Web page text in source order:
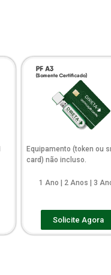
Equipamento (token ou
card) não incluso.
1 Ano | 2 Anos | 3
Solicite Agora